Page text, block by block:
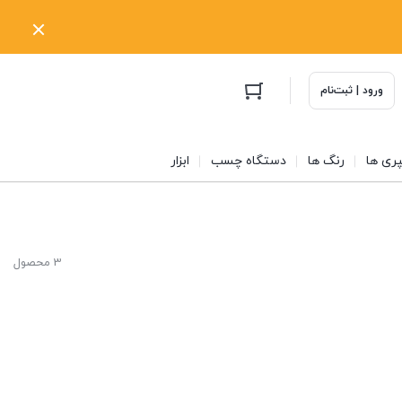
ورود | ثبت‌نام
ها رنگ ها دستگاه چسب ابزار
3 محصول